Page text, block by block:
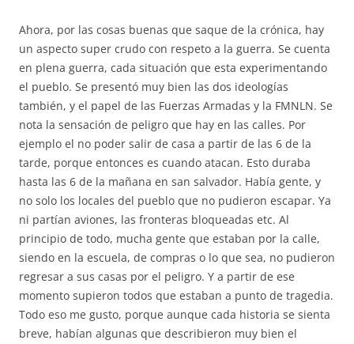
Ahora, por las cosas buenas que saque de la crónica, hay
un aspecto super crudo con respeto a la guerra. Se cuenta
en plena guerra, cada situación que esta experimentando
el pueblo. Se presentó muy bien las dos ideologías
también, y el papel de las Fuerzas Armadas y la FMNLN. Se
nota la sensación de peligro que hay en las calles. Por
ejemplo el no poder salir de casa a partir de las 6 de la
tarde, porque entonces es cuando atacan. Esto duraba
hasta las 6 de la mañana en san salvador. Había gente, y
no solo los locales del pueblo que no pudieron escapar. Ya
ni partían aviones, las fronteras bloqueadas etc. Al
principio de todo, mucha gente que estaban por la calle,
siendo en la escuela, de compras o lo que sea, no pudieron
regresar a sus casas por el peligro. Y a partir de ese
momento supieron todos que estaban a punto de tragedia.
Todo eso me gusto, porque aunque cada historia se sienta
breve, habían algunas que describieron muy bien el